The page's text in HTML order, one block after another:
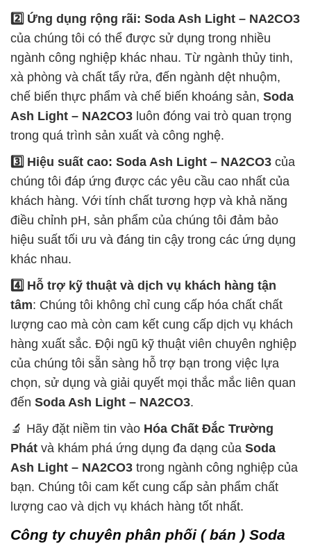
2️⃣ Ứng dụng rộng rãi: Soda Ash Light – NA2CO3
của chúng tôi có thể được sử dụng trong nhiều
ngành công nghiệp khác nhau. Từ ngành thủy tinh,
xà phòng và chất tẩy rửa, đến ngành dệt nhuộm,
chế biến thực phẩm và chế biến khoáng sản, Soda
Ash Light – NA2CO3 luôn đóng vai trò quan trọng
trong quá trình sản xuất và công nghệ.
3️⃣ Hiệu suất cao: Soda Ash Light – NA2CO3 của
chúng tôi đáp ứng được các yêu cầu cao nhất của
khách hàng. Với tính chất tương hợp và khả năng
điều chỉnh pH, sản phẩm của chúng tôi đảm bảo
hiệu suất tối ưu và đáng tin cậy trong các ứng dụng
khác nhau.
4️⃣ Hỗ trợ kỹ thuật và dịch vụ khách hàng tận
tâm: Chúng tôi không chỉ cung cấp hóa chất chất
lượng cao mà còn cam kết cung cấp dịch vụ khách
hàng xuất sắc. Đội ngũ kỹ thuật viên chuyên nghiệp
của chúng tôi sẵn sàng hỗ trợ bạn trong việc lựa
chọn, sử dụng và giải quyết mọi thắc mắc liên quan
đến Soda Ash Light – NA2CO3.
🔬 Hãy đặt niềm tin vào Hóa Chất Đắc Trường
Phát và khám phá ứng dụng đa dạng của Soda
Ash Light – NA2CO3 trong ngành công nghiệp của
bạn. Chúng tôi cam kết cung cấp sản phẩm chất
lượng cao và dịch vụ khách hàng tốt nhất.
Công ty chuyên phân phối ( bán ) Soda